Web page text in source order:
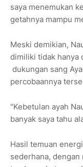
saya menemukan
getahnya mampu
Meski demikian,
dimiliki tidak hanya
dukungan sang
percobaannya
"Kebetulan ayah
banyak saya tahu
Hasil temuan
sederhana,